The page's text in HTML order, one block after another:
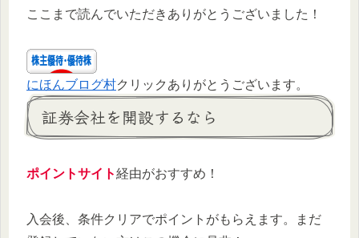
ここまで読んでいただきありがとうございました！
にほんブログ村クリックありがとうございます。
証券会社を開設するなら
ポイントサイト経由がおすすめ！
入会後、条件クリアでポイントがもらえます。まだ